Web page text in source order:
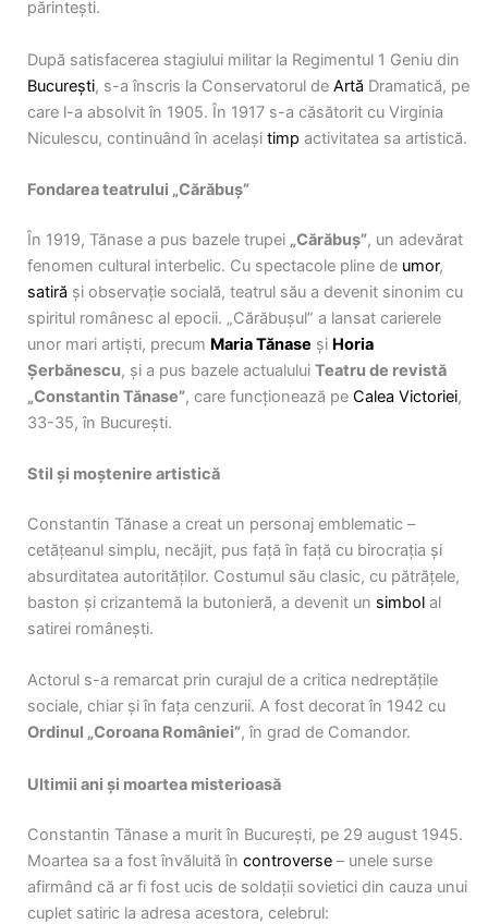
părintești.
După satisfacerea stagiului militar la Regimentul 1 Geniu din
București, s-a înscris la Conservatorul de Artă Dramatică, pe
care l-a absolvit în 1905. În 1917 s-a căsătorit cu Virginia
Niculescu, continuând în același timp activitatea sa artistică.
Fondarea teatrului „Cărăbuș”
În 1919, Tănase a pus bazele trupei „Cărăbuș”, un adevărat
fenomen cultural interbelic. Cu spectacole pline de umor,
satiră și observație socială, teatrul său a devenit sinonim cu
spiritul românesc al epocii. „Cărăbușul” a lansat carierele
unor mari artiști, precum Maria Tănase și Horia
Șerbănescu, și a pus bazele actualului Teatru de revistă
„Constantin Tănase”, care funcționează pe Calea Victoriei,
33-35, în București.
Stil și moștenire artistică
Constantin Tănase a creat un personaj emblematic –
cetățeanul simplu, necăjit, pus față în față cu birocrația și
absurditatea autorităților. Costumul său clasic, cu pătrățele,
baston și crizantemă la butonieră, a devenit un simbol al
satirei românești.
Actorul s-a remarcat prin curajul de a critica nedreptățile
sociale, chiar și în fața cenzurii. A fost decorat în 1942 cu
Ordinul „Coroana României”, în grad de Comandor.
Ultimii ani și moartea misterioasă
Constantin Tănase a murit în București, pe 29 august 1945.
Moartea sa a fost învăluită în controverse – unele surse
afirmând că ar fi fost ucis de soldații sovietici din cauza unui
cuplet satiric la adresa acestora, celebrul: